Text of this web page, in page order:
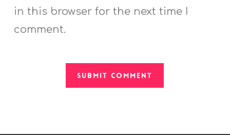
in this browser for the next time I
comment.